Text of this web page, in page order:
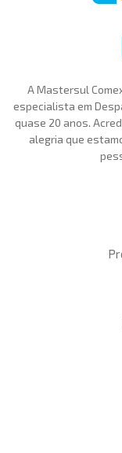
A Mastersul
especialista em
quase 20 anos.
alegria que